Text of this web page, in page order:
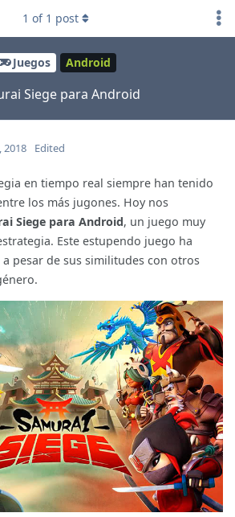
Juegos Android
Siege para Android
1 of 1 post
2018 Edited
en tiempo real siempre han tenido
los más jugones. Hoy nos
Siege para Android, un juego muy
Este estupendo juego ha
pesar de sus similitudes con otros